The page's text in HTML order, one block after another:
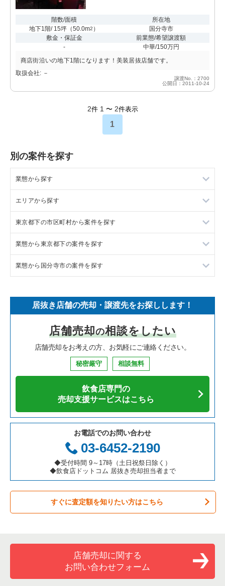
階数/面積
地下1階/ 15坪 （50.0m2 ）
所在地
国分寺市
敷金・保証金
-
前業態/希望譲渡額
中華/150万円
商店街沿いの地下1階になります！美装居抜店舗です。
取扱会社: －
譲渡No.：2700
公開日：2011-10-24
2件 1 〜 2件表示
1
別の案件を探す
業態から探す
ラーメンの居抜き売却物件の案件一覧
フランス料理の居抜き売却物件の案件一覧
イタリア料理の居抜き売却物件の案件一覧
中華の居抜き売却物件の案件一覧
寿司の居抜き売却物件の案件一覧
焼肉の居抜き売却物件の案件一覧
鉄板焼き・お好み焼の居抜き売却物件の案件一覧
カフェの居抜き売却物件の案件一覧
テイクアウトの居抜き売却物件の案件一覧
お弁当・惣菜・デリの居抜き売却物件の案件一覧
カラオケ・パブ・スナックの居抜き売却物件の案件一覧
バーの居抜き売却物件の案件一覧
居酒屋・ダイニングバーの居抜き売却物件の案件一覧
洋食の居抜き売却物件の案件一覧
エリアから探す
東京23区の飲食店の居抜き売却物件の案件一覧
東京都下の飲食店の居抜き売却物件の案件一覧
千葉県の飲食店の居抜き売却物件の案件一覧
神奈川県の飲食店の居抜き売却物件の案件一覧
大阪府の飲食店の居抜き売却物件の案件一覧
兵庫県の飲食店の居抜き売却物件の案件一覧
愛知県の飲食店の居抜き売却物件の案件一覧
岐阜県の飲食店の居抜き売却物件の案件一覧
三重県の飲食店の居抜き売却物件の案件一覧
東京都下の市区町村から案件を探す
調布市の飲食店の居抜き売却物件の案件一覧
八王子市の飲食店の居抜き売却物件の案件一覧
立川市の飲食店の居抜き売却物件の案件一覧
町田市の飲食店の居抜き売却物件の案件一覧
東村山市の飲食店の居抜き売却物件の案件一覧
小金井市の飲食店の居抜き売却物件の案件一覧
府中市の飲食店の居抜き売却物件の案件一覧
国分寺市の飲食店の居抜き売却物件の案件一覧
昭島市の飲食店の居抜き売却物件の案件一覧
稲城市の飲食店の居抜き売却物件の案件一覧
三鷹市の飲食店の居抜き売却物件の案件一覧
あきる野市の飲食店の居抜き売却物件の案件一覧
業態から東京都下の案件を探す
東京都下のラーメンの居抜き売却物件の案件一覧
東京都下のイタリア料理の居抜き売却物件の案件一覧
東京都下の中華の居抜き売却物件の案件一覧
東京都下のそば・うどんの居抜き売却物件の案件一覧
東京都下の焼肉の居抜き売却物件の案件一覧
東京都下の鉄板焼き・お好み焼の居抜き売却物件の案件一覧
東京都下のアジア料理の居抜き売却物件の案件一覧
東京都下のカフェの居抜き売却物件の案件一覧
東京都下のテイクアウトの居抜き売却物件の案件一覧
東京都下のお弁当・惣菜・デリの居抜き売却物件の案件一覧
東京都下のバーの居抜き売却物件の案件一覧
東京都下の居酒屋・ダイニングバーの居抜き売却物件の案件一
業態から国分寺市の案件を探す
国分寺市のイタリア料理の居抜き売却物件の案件一覧
国分寺市の中華の居抜き売却物件の案件一覧
国分寺市の鉄板焼き・お好み焼の居抜き売却物件の案件一覧
国分寺市のお弁当・惣菜・デリの居抜き売却物件の案件一覧
国分寺市の居酒屋・ダイニングバーの居抜き売却物件の案件一
国分寺市の洋食の居抜き売却物件の案件一覧
国分寺市のその他の居抜き売却物件の案件一覧
居抜き店舗の売却・譲渡先をお探しします！
店舗売却の相談をしたい
店舗売却をお考えの方、お気軽にご連絡ください。
秘密厳守 相談無料
飲食店専門の
売却支援サービスはこちら
お電話でのお問い合わせ
03-6452-2190
◆受付時間 9～17時（土日祝祭日除く）
◆飲食店ドットコム 居抜き売却担当者まで
すぐに査定額を知りたい方はこちら
店舗売却に関する
お問い合わせフォーム